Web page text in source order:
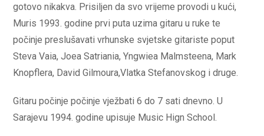
gotovo nikakva. Prisiljen da svo vrijeme provodi u kući,
Muris 1993. godine prvi puta uzima gitaru u ruke te
počinje preslušavati vrhunske svjetske gitariste poput
Steva Vaia, Joea Satriania, Yngwiea Malmsteena, Mark
Knopflera, David Gilmoura,Vlatka Stefanovskog i druge.
Gitaru počinje počinje vježbati 6 do 7 sati dnevno. U
Sarajevu 1994. godine upisuje Music Hign School.